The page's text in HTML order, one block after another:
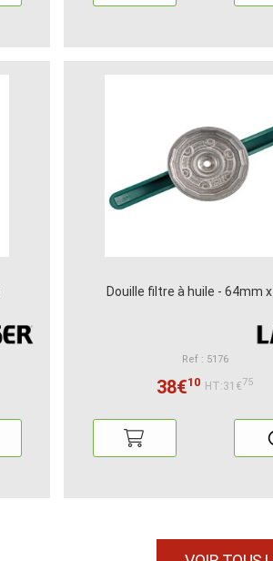
Douille filtre à huile - 64mm
Ref : 5176
38€10 HT:31€75